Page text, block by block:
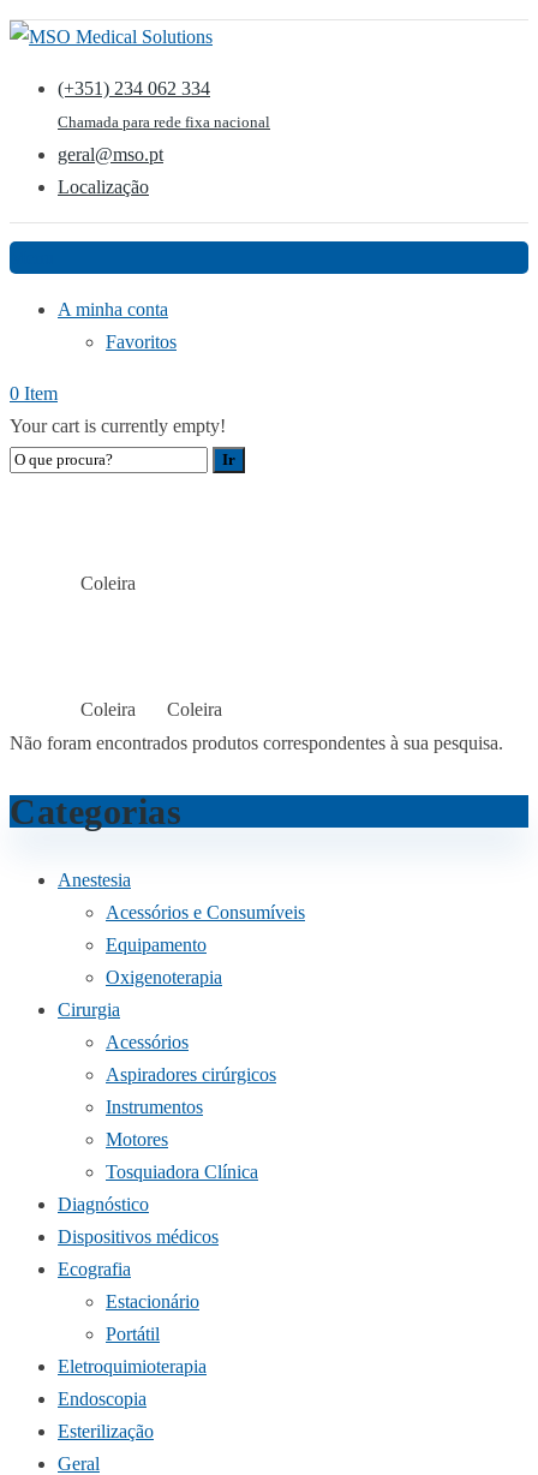
(+351) 234 062 334
Chamada para rede fixa nacional
geral@mso.pt
Localização
A minha conta
Favoritos
0 Item
Your cart is currently empty!
Coleira
Coleira
Coleira
Não foram encontrados produtos correspondentes à sua pesquisa.
Categorias
Anestesia
Acessórios e Consumíveis
Equipamento
Oxigenoterapia
Cirurgia
Acessórios
Aspiradores cirúrgicos
Instrumentos
Motores
Tosquiadora Clínica
Diagnóstico
Dispositivos médicos
Ecografia
Estacionário
Portátil
Eletroquimioterapia
Endoscopia
Esterilização
Geral